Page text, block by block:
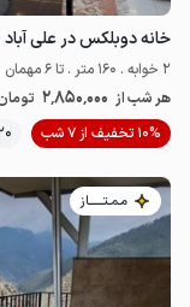
خانه دوبلکس در علی
2 خوابه . 160 متر . تا 6 مهمان
هر شب از 2٬850٬000
10% تخفیف از 7 شب
20+
مـمـتــــــاز